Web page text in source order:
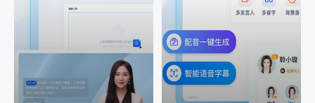
精品声音复刻
AI+创意：AIGC 能力集中
展示窗口，体验 AIGC 给
生活和生产带来的改变
讯飞智作：让每一个内容
创作者高效生产灵活定制